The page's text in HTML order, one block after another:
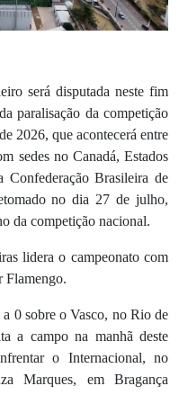
será disputada neste fim
paralisação da competição
2026, que acontecerá entre
sedes no Canadá, Estados
Brasileira de
no dia 27 de julho,
da competição nacional.
lidera o campeonato com
Flamengo.
0 sobre o Vasco, no Rio de
a campo na manhã deste
o Internacional, no
Marques, em Bragança